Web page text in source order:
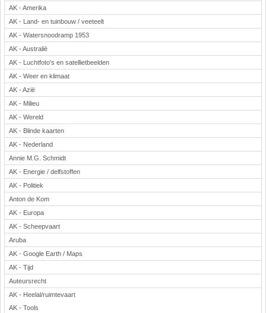
Digibordtools
Downloads basisonderwijs
Herfst
Kerstmis
Kinder-/Jeugdboeken
Lente
Onderbouw PO
Pasen
Voetbal
(Advertenties)
AK - Amerika
AK - Land- en tuinbouw / veeteelt
AK - Watersnoodramp 1953
AK - Australië
AK - Luchtfoto's en satellietbeelden
AK - Weer en klimaat
AK - Azië
AK - Milieu
AK - Wereld
AK - Blinde kaarten
AK - Nederland
Annie M.G. Schmidt
AK - Energie / delfstoffen
AK - Politiek
Anton de Kom
AK - Europa
AK - Scheepvaart
Aruba
AK - Google Earth / Maps
AK - Tijd
Auteursrecht
AK - Heelal/ruimtevaart
AK - Tools